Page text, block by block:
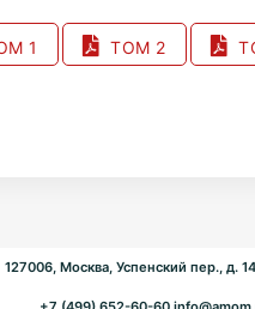
1 ТОМ 2
127006, Москва, Успенский пер., д.